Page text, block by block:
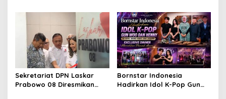
Kemerdekaan dengan
Karya Nyata
Sekretariat DPN Laskar
Prabowo 08 Diresmikan
Bornstar Indonesia
Hadirkan Idol K-Pop Gun